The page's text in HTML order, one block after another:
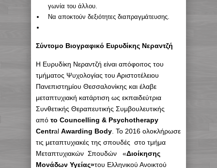
γωνία του άλλου.
Να αποκτούν δεξιότητες διαπραγμάτευσης.
Σύντομο Βιογραφικό Ευρυδίκης Νεραντζή
H Ευρυδίκη Νεραντζή είναι απόφοιτος του
τμήματος Ψυχολογίας του Αριστοτέλειου
Πανεπιστημίου Θεσσαλονίκης και έλαβε
μεταπτυχιακή κατάρτιση ως εκπαιδεύτρια
Συνθετικής Θεραπευτικής Συμβουλευτικής
από το Councelling & Psychotherapy
Central Awarding Body . Το 2016 ολοκλήρωσε
τις μεταπτυχιακές της σπουδές στο τμήμα
Μεταπτυχιακών Σπουδών «Διοίκησης
Μονάδων Υγείας»του Ελληνικού Ανοικτού